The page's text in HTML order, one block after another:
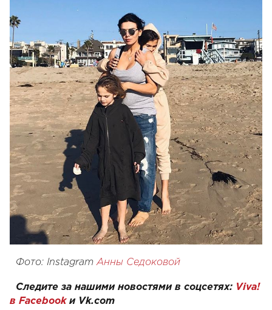
Фото: InstagramАнны Седоковой
Следите за нашими новостями в соцсетях: Viva!
в Facebookи Vk.com